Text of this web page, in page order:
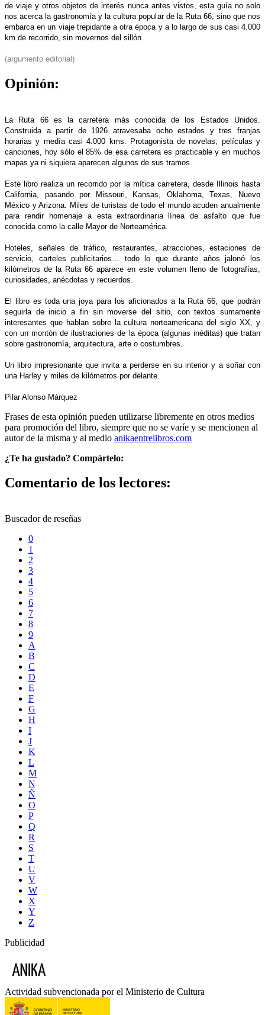
de viaje y otros objetos de interés nunca antes vistos, esta guía no solo
nos acerca la gastronomía y la cultura popular de la Ruta 66, sino que nos
embarca en un viaje trepidante a otra época y a lo largo de sus casi 4.000
km de recorrido, sin movernos del sillón.
(argumento editorial)
Opinión:
La Ruta 66 es la carretera más conocida de los Estados Unidos.
Construida a partir de 1926 atravesaba ocho estados y tres franjas
horarias y medía casi 4.000 kms. Protagonista de novelas, películas y
canciones, hoy sólo el 85% de esa carretera es practicable y en muchos
mapas ya ni siquiera aparecen algunos de sus tramos.
Este libro realiza un recorrido por la mítica carretera, desde Illinois hasta
California, pasando por Missouri, Kansas, Oklahoma, Texas, Nuevo
México y Arizona. Miles de turistas de todo el mundo acuden anualmente
para rendir homenaje a esta extraordinaria línea de asfalto que fue
conocida como la calle Mayor de Norteamérica.
Hoteles, señales de tráfico, restaurantes, atracciones, estaciones de
servicio, carteles publicitarios… todo lo que durante años jalonó los
kilómetros de la Ruta 66 aparece en este volumen lleno de fotografías,
curiosidades, anécdotas y recuerdos.
El libro es toda una joya para los aficionados a la Ruta 66, que podrán
seguirla de inicio a fin sin moverse del sitio, con textos sumamente
interesantes que hablan sobre la cultura norteamericana del siglo XX, y
con un montón de ilustraciones de la época (algunas inéditas) que tratan
sobre gastronomía, arquitectura, arte o costumbres.
Un libro impresionante que invita a perderse en su interior y a soñar con
una Harley y miles de kilómetros por delante.
Pilar Alonso Márquez
Frases de esta opinión pueden utilizarse libremente en otros medios
para promoción del libro, siempre que no se varíe y se mencionen al
autor de la misma y al medio anikaentrelibros.com
¿Te ha gustado? Compártelo:
Comentario de los lectores:
Buscador de reseñas
0
1
2
3
4
5
6
7
8
9
A
B
C
D
E
F
G
H
I
J
K
L
M
N
Ñ
O
P
Q
R
S
T
U
V
W
X
Y
Z
Publicidad
Actividad subvencionada por el Ministerio de Cultura